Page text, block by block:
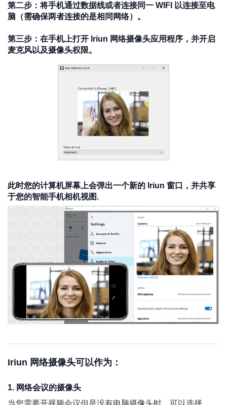
第二步：将手机通过数据线或者连接同一 WIFI 以连接至电
脑（需确保两者连接的是相同网络）。
第三步：在手机上打开 Iriun 网络摄像头应用程序，并开启
麦克风以及摄像头权限。
此时您的计算机屏幕上会弹出一个新的 Iriun 窗口，并共享
于您的智能手机相机视图.
Iriun 网络摄像头可以作为：
1. 网络会议的摄像头
当您需要开视频会议但是没有电脑摄像头时，可以选择